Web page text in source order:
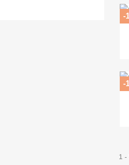
-
-
1 -